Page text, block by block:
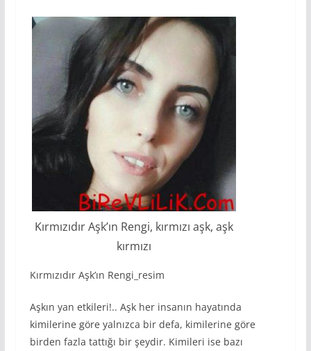
Kırmızıdır Aşk’ın Rengi, kırmızı aşk, aşk
kırmızı
Kırmızıdır Aşk’ın Rengi_resim
Aşkın yan etkileri!.. Aşk her insanın hayatında
kimilerine göre yalnızca bir defa, kimilerine göre
birden fazla tattığı bir şeydir. Kimileri ise bazı